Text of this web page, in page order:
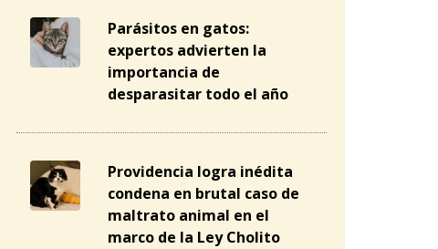
Parásitos en gatos:
expertos advierten la
importancia de
desparasitar todo el año
Providencia logra inédita
condena en brutal caso de
maltrato animal en el
marco de la Ley Cholito